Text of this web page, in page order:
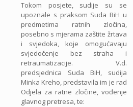
Tokom posjete, sudije su se
upoznale s praksom Suda BiH u
predmetima ratnih zločina,
posebno s mjerama zaštite žrtava
i svjedoka, koje omogućavaju
svjedočenje bez straha i
retraumatizacije. V.d.
predsjednica Suda BiH, sudija
Minka Kreho, predstavila im je rad
Odjela za ratne zločine, vođenje
glavnog pretresa, te: